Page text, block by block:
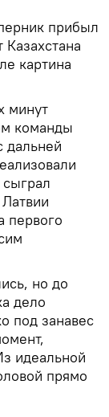
прибыл
картина
минут
команды
дальней
первого
но до
дело
под занавес
идеальной
прямо